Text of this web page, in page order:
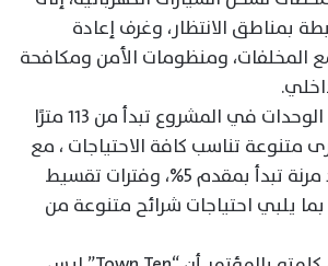
بمناطق الانتظار، وغرف إعادة
المخلفات، ومنظومات الأمن ومكافحة
وأوضح أن مساحات الوحدات في المشروع تبدأ من ١١٣ مترًا
متنوعة تناسب كافة الاحتياجات ، مع
تقديم أنظمة سداد مرنة تبدأ بمقدم 5%، وفترات تقسيط
بما يلبي احتياجات شرائح متنوعة من